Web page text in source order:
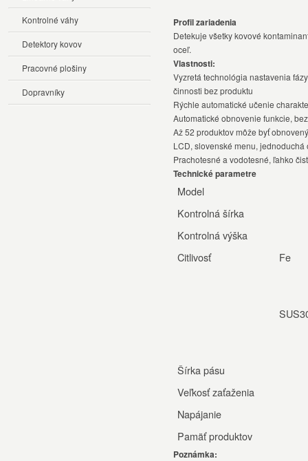
Kontrolné váhy
Detektory kovov
Pracovné plošiny
Dopravníky
Profil zariadenia
Detekuje všetky kovové
oceľ.
Vlastnosti:
Vyzretá technológia nastavenia
činnosti bez produktu
Rýchle automatické učenie
Automatické obnovenie funkcie,
Až 52 produktov môže byť
LCD, slovenské menu, jednoduchá
Prachotesné a vodotesné, ľahko
Technické parametre
Model
Kontrolná šírka
Kontrolná výška
Citlivosť
Fe
Šírka pásu
Veľkosť zaťaženia
Napájanie
Pamäť produktov
Poznámka: